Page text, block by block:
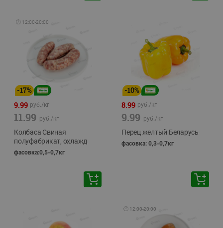
🕘 12:00-20:00
-17%
9.99 руб./кг
11.99 руб./кг
Колбаса Свиная
полуфабрикат, охлажд
фасовка:0,5-0,7кг
-10%
8.99 руб./кг
9.99 руб./кг
Перец желтый Беларусь
фасовка: 0,3-0,7кг
🕘 12:00-20:00